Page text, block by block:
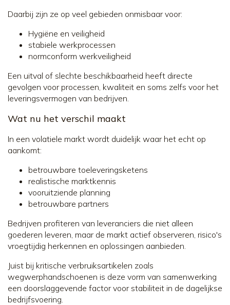
Daarbij zijn ze op veel gebieden onmisbaar voor:
Hygiëne en veiligheid
stabiele werkprocessen
normconform werkveiligheid
Een uitval of slechte beschikbaarheid heeft directe
gevolgen voor processen, kwaliteit en soms zelfs voor het
leveringsvermogen van bedrijven.
Wat nu het verschil maakt
In een volatiele markt wordt duidelijk waar het echt op
aankomt:
betrouwbare toeleveringsketens
realistische marktkennis
vooruitziende planning
betrouwbare partners
Bedrijven profiteren van leveranciers die niet alleen
goederen leveren, maar de markt actief observeren, risico's
vroegtijdig herkennen en oplossingen aanbieden.
Juist bij kritische verbruiksartikelen zoals
wegwerphandschoenen is deze vorm van samenwerking
een doorslaggevende factor voor stabiliteit in de dagelijkse
bedrijfsvoering.